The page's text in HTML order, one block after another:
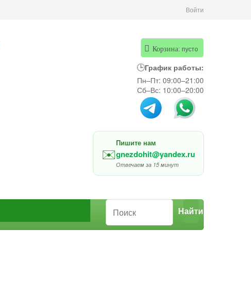
Войти
Корзина: пусто
🕒График работы:
Пн–Пт: 09:00–21:00
Сб–Вс: 10:00–20:00
✉️
Пишите нам
gnezdohit@yandex.ru
Отвечаем за 15 минут
Найти